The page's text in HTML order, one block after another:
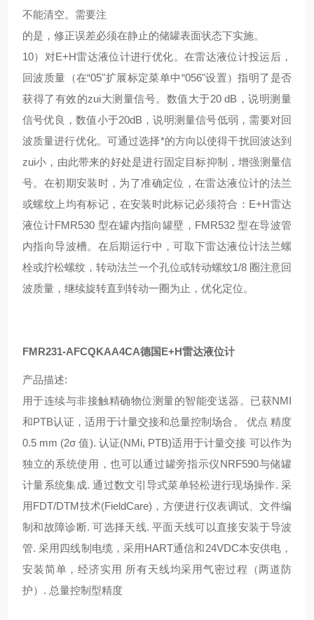
不能清空。需要注
的是，修正误差必须在静止的储罐表面状态下实施。
10）对E+H雷达液位计进行优化。在雷达液位计投运后，
回波质量（在“05"扩展标定菜单中“056"设置）指明了是否
获得了有效的zui大测量信号。数值大于20 dB，说明测量
信号优良，数值小于20dB，说明测量信号低弱，需要对回
波质量进行优化。可通过选择*的方向以使得干扰回波达到
zui小，由此带来的好处是进行固定目标抑制，增强测量信
号。在初期安装时，为了准确定位，在雷达液位计的法兰
或螺纹上均有标记，在安装时此标记必须符合：E+H雷达
液位计FMR530 型在罐内指向罐壁，FMR532 型在导波管
内指向导波槽。在后期运行中，可取下雷达液位计法兰螺
栓或拧松螺纹，转动法兰一个孔位或转动螺纹1/8 圈注意回
波质量，继续旋转直到转动一圈为止，优化定位。
FMR231-AFCQKAA4CA德国E+H雷达液位计
产品描述:
用于连续与非接触精确物位测量的智能变送器。已获NMI
和PTB认证，适用于计量交接和总量控制场合。 优点 精度
0.5 mm (2σ 值). 认证(NMi, PTB)适用于计量交接 可以作为
独立的系统使用，也可以通过罐旁指示仪NRF590与储罐
计量系统集成. 通过数文引导式菜单轻松进行现场操作. 采
用FDT/DTM技术(FieldCare)，方便进行仪表调试、文件编
制和故障诊断. 可选择天线. 平面天线可以直接安装于导波
管. 采用四线制电缆，采用HART通信和24VDC本安供电，
安装简单，经济实用 所有天线均采用气密过程（两道防
护）. 总量控制型精度